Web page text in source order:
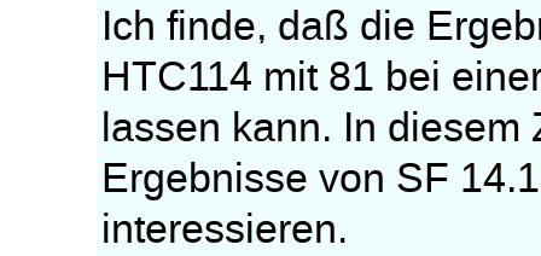
Ich finde, daß die
HTC114 mit 81 bei
lassen kann. In
Ergebnisse von SF
interessieren.